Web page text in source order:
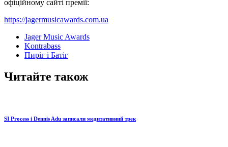
офіційному сайті премії:
https://jagermusicawards.com.ua
Jager Music Awards
Kontrabass
Пиріг і Батіг
Читайте також
SI Process і Dennis Adu записали медитативний трек